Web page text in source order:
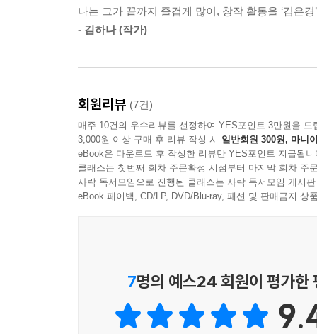
“여기는 원 제국 팽창기에 스스로를 몽골인이라
그래서 그 시기의 미묘한 민족성을 지닌 유목민 계
수가 없었다. 훌륭한 인물도 아니고, 세상에 보탬
했던 내 마지막 발굴작업, 모두가 나를 떠나버리
수가 없었다. 하지만 오늘은 그저 행복하기만 하다.
--- p.236
이 책을 내면서 세상에는 둘 이상의 전혀 다른 ‘작
지난 10년간 한국문학계가 겪은 변화를 반영하는
장르문학의 자기 증명.
- [한겨레]
- [경향신문]
나는 그가 끝까지 즐겁게 많이, 창작 활동을 ‘김은
- 김하나 (작가)
회원리뷰 (7건)
매주 10건의 우수리뷰를 선정하여 YES포인트 3만원을 드
3,000원 이상 구매 후 리뷰 작성 시 일반회원 300원, 마니
eBook은 다운로드 후 작성한 리뷰만 YES포인트 지급됩니
클래스는 첫번째 회차 주문확정 시점부터 마지막 회차 주
사락 독서모임으로 진행된 클래스는 사락 독서모임 게시
eBook 페이백, CD/LP, DVD/Blu-ray, 패션 및 판매금지 상
7명의 예스24 회원이 평가한